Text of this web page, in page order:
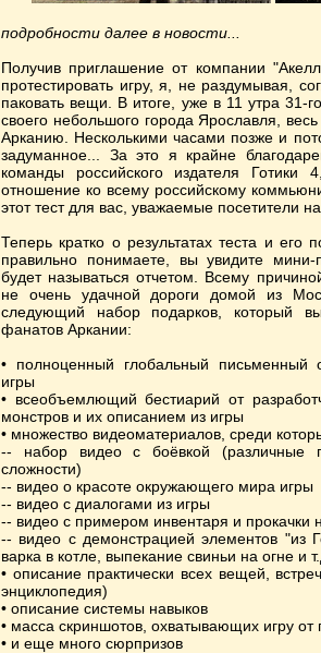
подробности далее в новости...
Получив приглашение от компании
протестировать игру, я, не раздумывая,
паковать вещи. В итоге, уже в 11 утра 31-
своего небольшого города Ярославля,
Арканию. Несколькими часами позже и
задуманное... За это я крайне
команды российского издателя Готики
отношение ко всему российскому
этот тест для вас, уважаемые посетители
Теперь кратко о результатах теста и его
правильно понимаете, вы увидите мини-
будет называться отчетом. Всему
не очень удачной дороги домой из
следующий набор подарков, который
фанатов Аркании:
• полноценный глобальный письменный
игры
• всеобъемлющий бестиарий от
монстров и их описанием из игры
• множество видеоматериалов, среди
-- набор видео с боёвкой (различные
сложности)
-- видео о красоте окружающего мира игры
-- видео с диалогами из игры
-- видео с примером инвентаря и прокачки
-- видео с демонстрацией элементов "из
варка в котле, выпекание свиньи на огне и
• описание практически всех вещей,
энциклопедия)
• описание системы навыков
• масса скриншотов, охватывающих игру
• и еще много сюрпризов